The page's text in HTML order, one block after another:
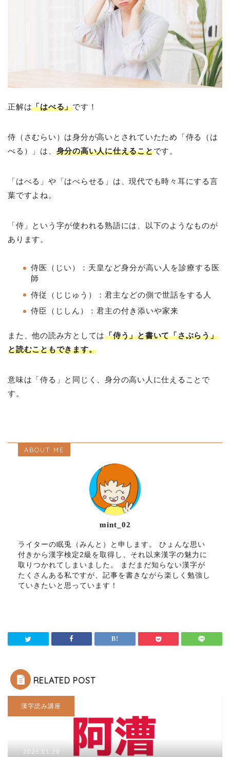
正解は「はべる」です！
侍（さむらい）は身分が高いとされていたため「侍る（は
べる）」は、 身分の高い人に仕えることです。
「はべる」や「はべらせる」は、現代でも時々耳にする言
葉ですよね。
「侍」という字が使われる熟語には、以下のようなものが
あります。
侍医（じい）：天皇など身分が高い人を診療する医
師
侍従（じじゅう）：君主などの側で世話をする人
侍臣（じしん）：君主の付き添いや家来
また、他の読み方としては「侍う」と書いて「さぶらう」
と読むこともできます。
意味は「侍る」と同じく、身分の高い人に仕えることで
す。
ABOUT ME
mint_02
ライターの眠兎（みんと）と申します。 ひょんな思い
付きから漢字検定2級を取得し、それ以来漢字の魅力に
取りつかれてしまいました。 まだまだ知らない漢字が
たくさんある私ですが、記事を書きながら楽しく勉強し
ていきたいと思っています！
RELATED POST
漢字読み講座
2025.01.29